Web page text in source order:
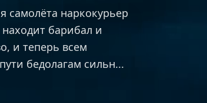
самолёта наркокурьер
барибал и
и теперь всем
бедолагам сильн...